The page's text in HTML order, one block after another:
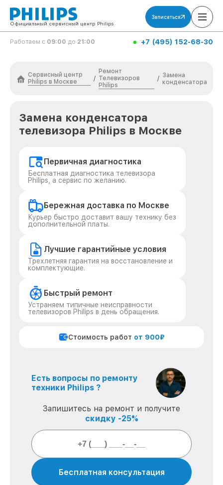
Официальный сервисный центр Philips
Записаться
Работаем с 09:00 до 21:00 +7 (495) 152-68-30
Сервисный центр
Philips в Москве
/
Ремонт
Телевизоров
Philips
/ Замена
конденсатора
Замена конденсатора
телевизора Philips в Москве
Первичная диагностика
Бесплатная диагностика телевизора
Philips, а сервис по желанию.
Бережная доставка по Москве
Курьер быстро доставит вашу технику без
дополнительной платы.
Лучшие гарантийные условия
Трехлетняя гарантия на восстановление и
комплектующие.
Быстрый ремонт
Устраняем типичные неисправности
телевизоров Philips в день обращения.
Стоимость работ от 900₽
Есть вопросы по ремонту
техники Philips ?
Запишитесь на ремонт и получите
скидку -25%
Бесплатная консультация